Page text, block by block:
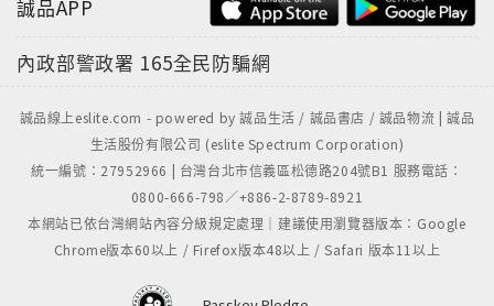
2.各式圖表(九大能力、聆聽的四種方式、消氣六部曲、
解決問題九部曲)
3.卡片組(選擇卡、需要卡、感受卡)
4.學習單(感謝函、生活經驗紀錄、感受和需要的連結、
感受vs需要、觀察與想法閃示卡)
誠品APP
內政部警政署 165全民防騙網
誠品線上eslite.com - powered by 誠品生活 / 誠品書店 / 誠品物流 | 誠品
生活股份有限公司 (eslite Spectrum Corporation)
統一編號：27952966 | 台灣台北市信義區松德路204號B1 服務電話：
0800-666-798／+886-2-8789-8921
本網站已依台灣網站內容分級規定處理｜建議使用瀏覽器版本：Google
Chrome版本60以上 / Firefox版本48以上 / Safari 版本11以上